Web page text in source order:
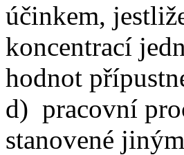
účinkem,
koncentrací
hodnot
d) pracovní
stanovené